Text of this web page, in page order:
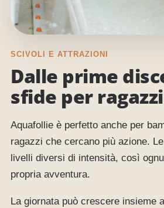
SCIVOLI E ATTRAZIONI
Dalle prime
sfide per ragazzi
Aquafollie è perfetto anche per
ragazzi che cercano più azione.
livelli diversi di intensità, così
propria avventura.
La giornata può crescere insieme